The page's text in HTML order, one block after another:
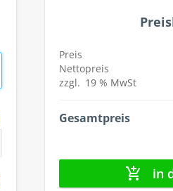
Preis
Nettopreis
zzgl. 19 % MwSt
Gesamtpreis
in